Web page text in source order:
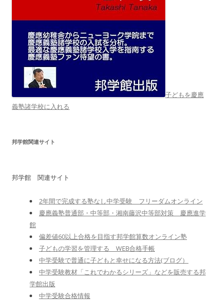
子どもを慶應
義塾諸学校に入れる
邦学館関連サイト
邦学館 関連サイト
2年間で完成する塾なし中学受験 フリーダムオンライン
慶應義塾普通部・中等部・湘南藤沢中等部対策 慶應進学
館
偏差値60以上合格を目指す邦学館算数オンライン塾
子どもの学習を管理する WEB合格手帳
中学受験で普通に子どもと幸せになる方法(ブログ）
中学受験教材「これでわかるシリーズ」などを販売する邦
学館出版
中学受験合格情報